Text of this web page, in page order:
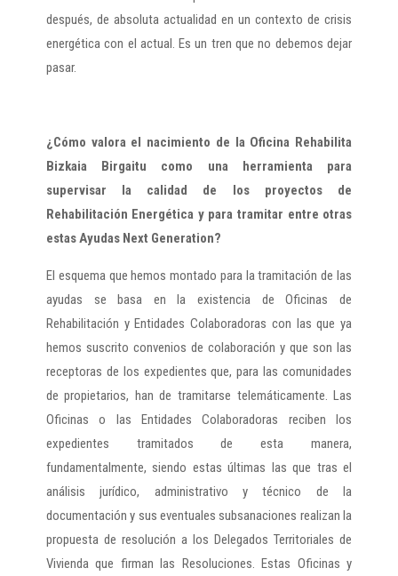
después, de absoluta actualidad en un contexto de crisis
energética con el actual. Es un tren que no debemos dejar
pasar.
¿Cómo valora el nacimiento de la Oficina Rehabilita
Bizkaia Birgaitu como una herramienta para
supervisar la calidad de los proyectos de
Rehabilitación Energética y para tramitar entre otras
estas Ayudas Next Generation?
El esquema que hemos montado para la tramitación de las
ayudas se basa en la existencia de Oficinas de
Rehabilitación y Entidades Colaboradoras con las que ya
hemos suscrito convenios de colaboración y que son las
receptoras de los expedientes que, para las comunidades
de propietarios, han de tramitarse telemáticamente. Las
Oficinas o las Entidades Colaboradoras reciben los
expedientes tramitados de esta manera,
fundamentalmente, siendo estas últimas las que tras el
análisis jurídico, administrativo y técnico de la
documentación y sus eventuales subsanaciones realizan la
propuesta de resolución a los Delegados Territoriales de
Vivienda que firman las Resoluciones. Estas Oficinas y